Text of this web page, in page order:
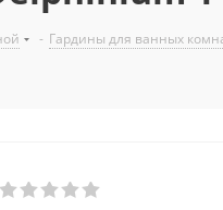
- Гардины для ванных